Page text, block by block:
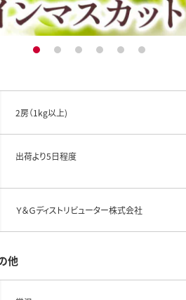
1 2 3 4 5 6
2房（1kg以上)
出荷より5日程度
Ｙ＆Ｇディストリビューター株式会社
他